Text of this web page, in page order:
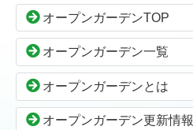
ン
本
文
先
の
頭
へ
る
オープンガーデンTOP
オープンガーデン一覧
オープンガーデンとは
オープンガーデン更新情報